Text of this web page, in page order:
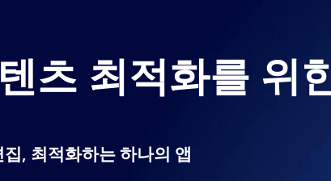
츠 최적화를 위
, 최적화하는 하나의 앱